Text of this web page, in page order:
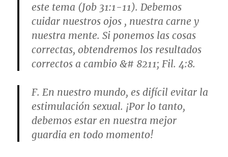
este tema (Job 31:1-11). Debemos
cuidar nuestros ojos , nuestra carne y
nuestra mente. Si ponemos las cosas
correctas, obtendremos los resultados
correctos a cambio &# 8211; Fil. 4:8.
F. En nuestro mundo, es difícil evitar la
estimulación sexual. ¡Por lo tanto,
debemos estar en nuestra mejor
guardia en todo momento!